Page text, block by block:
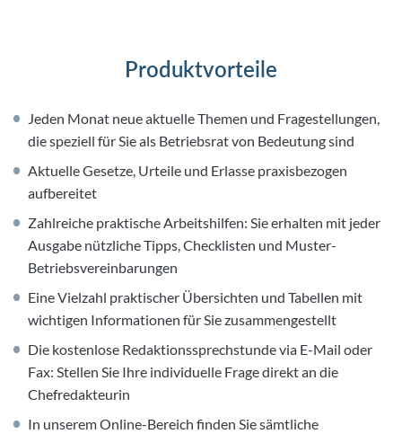
Produktvorteile
Jeden Monat neue aktuelle Themen und Fragestellungen,
die speziell für Sie als Betriebsrat von Bedeutung sind
Aktuelle Gesetze, Urteile und Erlasse praxisbezogen
aufbereitet
Zahlreiche praktische Arbeitshilfen: Sie erhalten mit jeder
Ausgabe nützliche Tipps, Checklisten und Muster-
Betriebsvereinbarungen
Eine Vielzahl praktischer Übersichten und Tabellen mit
wichtigen Informationen für Sie zusammengestellt
Die kostenlose Redaktionssprechstunde via E-Mail oder
Fax: Stellen Sie Ihre individuelle Frage direkt an die
Chefredakteurin
In unserem Online-Bereich finden Sie sämtliche